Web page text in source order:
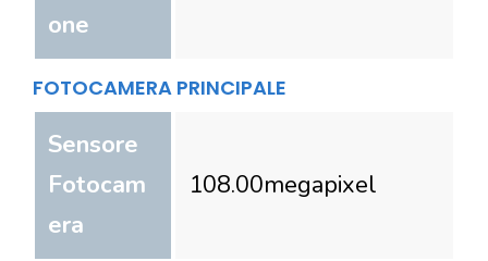
one
FOTOCAMERA PRINCIPALE
Sensore
Fotocam
era
108.00megapixel